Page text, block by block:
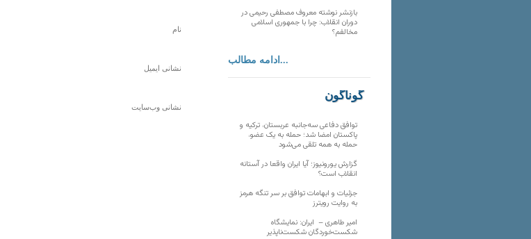
بازنشر نوشته معروف مصطفی رحیمی در
دوران انقلاب: چرا با جمهوری اسلامی
مخالفم؟
ادامه مطالب...
گوناگون
توافق دفاعی سه‌جانبه عربستان، ترکیه و
پاکستان امضا شد؛ حمله به یک عضو،
حمله به همه تلقی می‌شود
گزارش یورونیوز؛ آیا ایران واقعا در آستانه
انقلاب است؟
جزئیات و ابهامات توافق بر سر تنگه هرمز
به روایت رویترز
امیر طاهری – ایران: نمایشگاه
شکست‌خوردگان شکست‌ناپذیر